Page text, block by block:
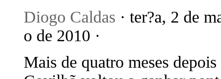
Diogo Caldas · ter?a, 2 de
o de 2010 ·
Mais de quatro meses depois